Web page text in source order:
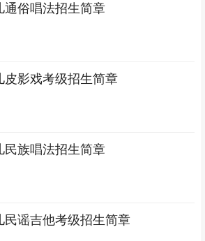
通俗唱法招生简章
皮影戏考级招生简章
民族唱法招生简章
民谣吉他考级招生简章